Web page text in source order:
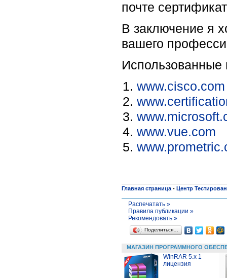
почте
В заключение я
вашего
Использованные
www.cisco.com
www.vue.com
Главная страница - Центр
Распечатать »
Правила публикации »
Рекомендовать »
Поделиться…
МАГАЗИН ПРОГРАММНОГО
WinRAR 5.x 1
лицензия